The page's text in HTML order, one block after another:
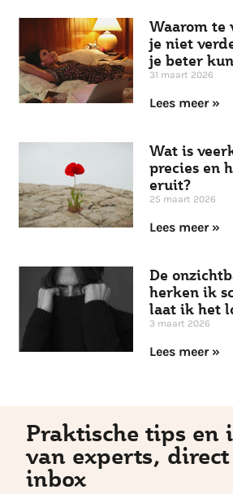
Waarom te
je niet
je beter
31 maart 2026
Lees meer »
Wat is
precies en
eruit?
25 maart 2026
Lees meer »
De
herken ik
laat ik het
3 maart 2026
Lees meer »
Praktische tips en
van experts,
inbox